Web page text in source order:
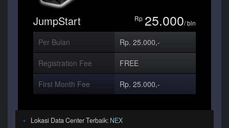
JumpStart Rp 25.000/ bln
Per Bulan Rp. 25.000,-
Registration Fee FREE
First Month Fee Rp. 25.000,-
Lokasi Data Center Terbaik: NEX